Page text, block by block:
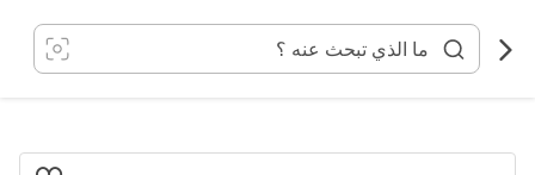
المحتوى
انتقل